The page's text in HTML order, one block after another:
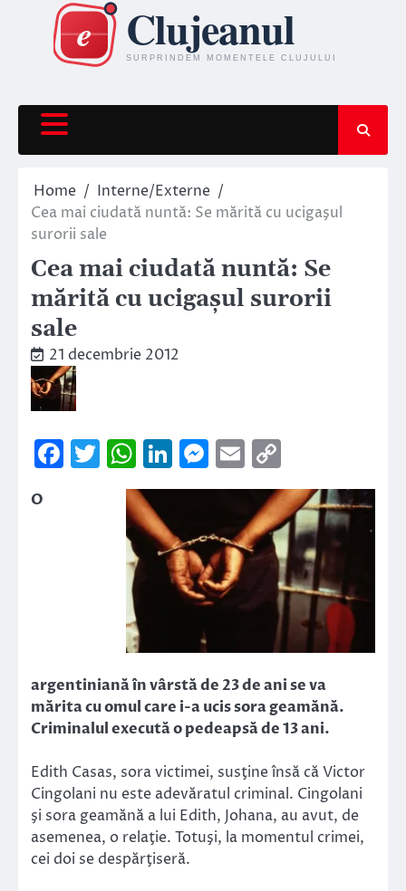
content
Home
Interne/Externe
Cea mai ciudată nuntă: Se mărită cu ucigaşul
surorii sale
Cea mai ciudată nuntă: Se
mărită cu ucigaşul surorii
sale
21 decembrie 2012
Facebook
Twitter
WhatsApp
LinkedIn
Messenger
Email
Link
O
argentiniană în vârstă de 23 de ani se va
mărita cu omul care i-a ucis sora geamănă.
Criminalul execută o pedeapsă de 13 ani.
Edith Casas, sora victimei, susţine însă că Victor
Cingolani nu este adevăratul criminal. Cingolani
şi sora geamănă a lui Edith, Johana, au avut, de
asemenea, o relaţie. Totuşi, la momentul crimei,
cei doi se despărţiseră.